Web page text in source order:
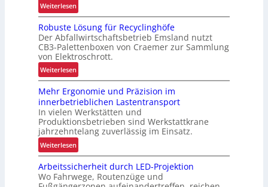
z
e
Weiterlesen:
V
o
n
d
e
r
a
d
e
n
w
a
a
g
Robuste Lösung für Recyclinghöfe
Der Abfallwirtschaftsbetrieb Emsland nutzt
CB3-Palettenboxen von Craemer zur Sammlung
von Elektroschrott.
Weiterlesen:
R
o
b
u
s
t
e
ö
s
Mehr Ergonomie und Präzision im
innerbetrieblichen Lastentransport
In vielen Werkstätten und
Produktionsbetrieben sind Werkstattkrane
jahrzehntelang zuverlässig im Einsatz.
Weiterlesen:
M
e
h
Arbeitssicherheit durch LED-Projektion
Wo Fahrwege, Routenzüge und